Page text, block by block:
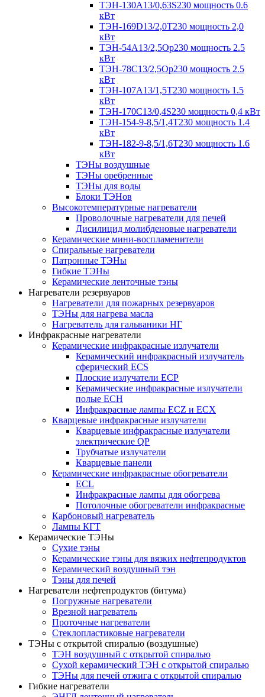
ТЭН-130А13/0,63S230 мощность 0.6
кВт
ТЭН-169D13/2,0T230 мощность 2,0
кВт
ТЭН-54А13/2,5Ор230 мощность 2.5
кВт
ТЭН-78С13/2,5Ор230 мощность 2.5
кВт
ТЭН-107А13/1,5Т230 мощность 1.5
кВт
ТЭН-170C13/0,4S230 мощность 0,4 кВт
ТЭН-154-9-8,5/1,4Т230 мощность 1.4
кВт
ТЭН-182-9-8,5/1,6Т230 мощность 1.6
кВт
ТЭНы воздушные
ТЭНы оребренные
ТЭНы для воды
Блоки ТЭНов
Высокотемпературные нагреватели
Проволочные нагреватели для печей
Дисилицид молибденовые нагреватели
Керамические мини-воспламенители
Спиральные нагреватели
Патронные ТЭНы
Гибкие ТЭНы
Керамические ленточные тэны
Нагреватели резервуаров
Нагреватели для пожарных резервуаров
ТЭНы для нагрева масла
Нагреватель для гальваники НГ
Инфракрасные нагреватели
Керамические инфракрасные излучатели
Керамический инфракрасный излучатель
сферический ECS
Плоские излучатели ECP
Керамические инфракрасные излучатели
полые ECH
Инфракрасные лампы ECZ и ECX
Кварцевые инфракрасные излучатели
Кварцевые инфракрасные излучатели
электрические QP
Трубчатые излучатели
Кварцевые панели
Керамические инфракрасные обогреватели
ECL
Инфракрасные лампы для обогрева
Потолочные обогреватели инфракрасные
Карбоновый нагреватель
Лампы КГТ
Керамические ТЭНы
Сухие тэны
Керамические тэны для вязких нефтепродуктов
Керамический воздушный тэн
Тэны для печей
Нагреватели нефтепродуктов (битума)
Погружные нагреватели
Врезной нагреватель
Проточные нагреватели
Стеклопластиковые нагреватели
ТЭНы с открытой спиралью (воздушные)
ТЭН воздушный с открытой спиралью
Сухой керамический ТЭН с открытой спиралью
ТЭНы для печей отжига с открытой спиралью
Гибкие нагреватели